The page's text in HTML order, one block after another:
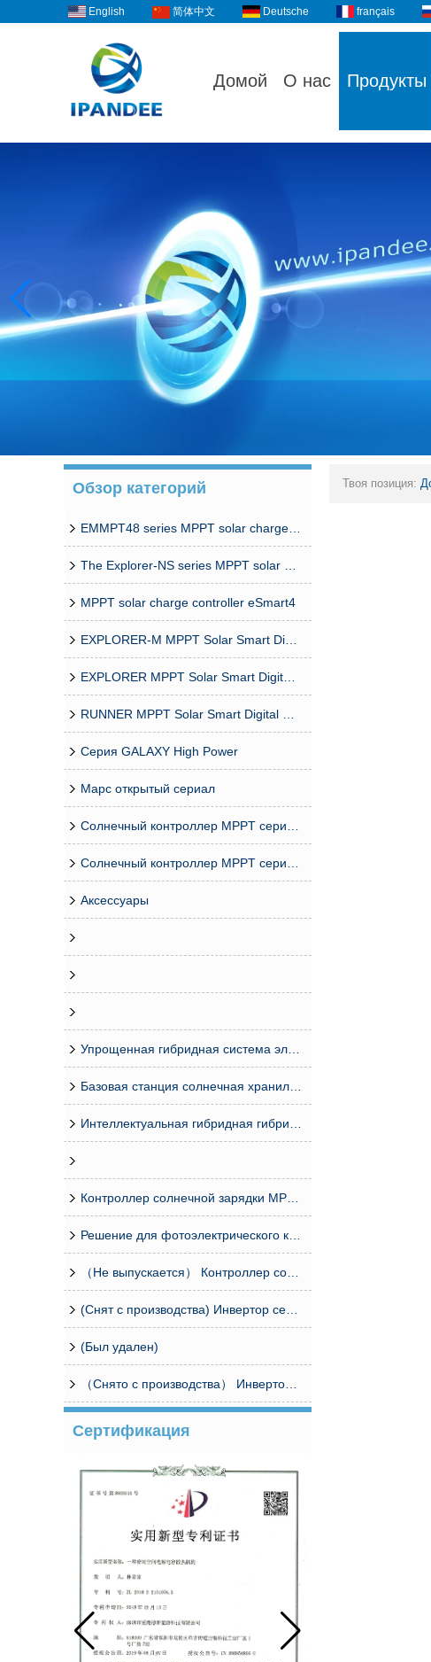
English 简体中文 Deutsche français
Домой О нас Продукты
Обзор категорий
MPPT solar charge controller eSmart4
Серия GALAXY High Power
Марс открытый сериал
Аксессуары
(Был удален)
Сертификация
Твоя позиция: